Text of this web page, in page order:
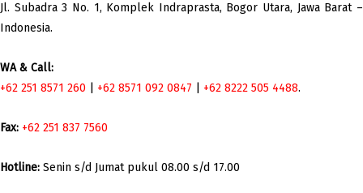
Jl. Subadra 3 No. 1, Komplek Indraprasta, Bogor Utara, Jawa Barat –
Indonesia.
WA & Call:
+62 251 8571 260
+62 8571 092 0847 +62 8222 505 4488.
Fax: +62 251 837 7560
Hotline: Senin s/d Jumat pukul 08.00 s/d 17.00